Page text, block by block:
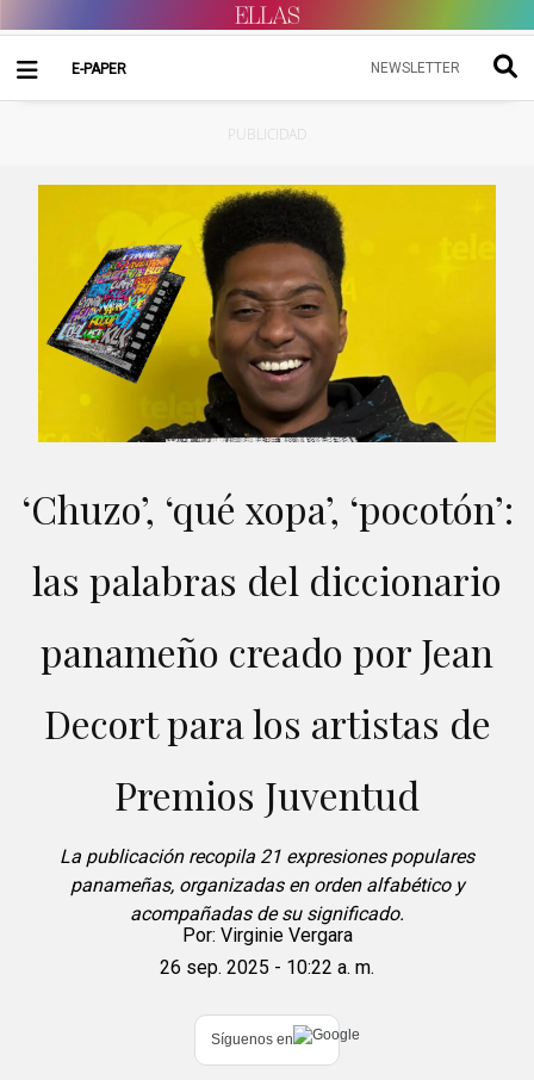
E-PAPER NEWSLETTER
PUBLICIDAD
‘Chuzo’, ‘qué xopa’, ‘pocotón’:
las palabras del diccionario
panameño creado por Jean
Decort para los artistas de
Premios Juventud
La publicación recopila 21 expresiones populares
panameñas, organizadas en orden alfabético y
acompañadas de su significado.
Por: Virginie Vergara
26 sep. 2025 - 10:22 a. m.
Síguenos en